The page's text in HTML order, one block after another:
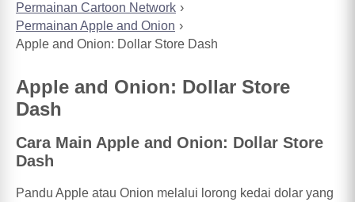
Permainan Cartoon Network
Permainan Apple and Onion
Apple and Onion: Dollar Store Dash
Apple and Onion: Dollar Store
Dash
Cara Main Apple and Onion: Dollar Store
Dash
Pandu Apple atau Onion melalui lorong kedai dolar yang